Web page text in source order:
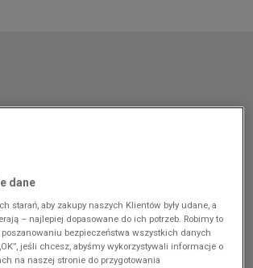
dane
starań, aby zakupy naszych Klientów były udane, a
– najlepiej dopasowane do ich potrzeb. Robimy to
poszanowaniu bezpieczeństwa wszystkich danych
jeśli chcesz, abyśmy wykorzystywali informacje o
na naszej stronie do przygotowania